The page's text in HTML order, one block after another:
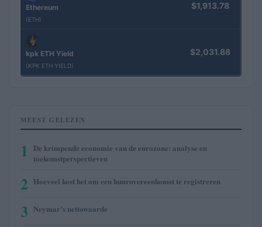
Ethereum
(ETH)
$1,913.78
kpk ETH Yield
(KPK ETH YIELD)
$2,031.88
MEEST GELEZEN
1
De krimpende economie van de eurozone: analyse en
toekomstperspectieven
2 Hoeveel kost het om een huurovereenkomst te registreren
3 Neymar’s nettowaarde